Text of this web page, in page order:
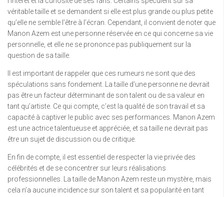
véritable taille et se demandent si elle est plus grande ou plus petite
qu’elle ne semble l’être à l’écran. Cependant, il convient de noter que
Manon Azem est une personne réservée en ce qui concerne sa vie
personnelle, et elle ne se prononce pas publiquement sur la
question de sa taille.
Il est important de rappeler que ces rumeurs ne sont que des
spéculations sans fondement. La taille d’une personne ne devrait
pas être un facteur déterminant de son talent ou de sa valeur en
tant qu’artiste. Ce qui compte, c’est la qualité de son travail et sa
capacité à captiver le public avec ses performances. Manon Azem
est une actrice talentueuse et appréciée, et sa taille ne devrait pas
être un sujet de discussion ou de critique.
En fin de compte, il est essentiel de respecter la vie privée des
célébrités et de se concentrer sur leurs réalisations
professionnelles. La taille de Manon Azem reste un mystère, mais
cela n’a aucune incidence sur son talent et sa popularité en tant